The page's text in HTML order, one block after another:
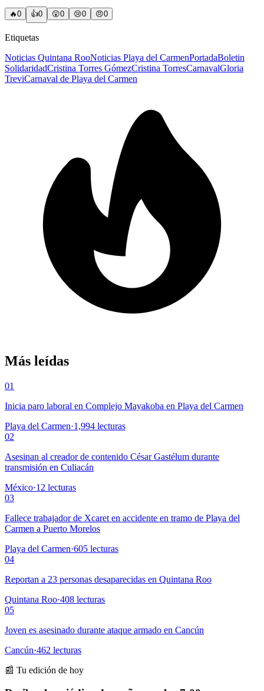
🔥0 👍0 😲0 😢0 😠0
Etiquetas
Noticias Quintana RooNoticias Playa del CarmenPortadaBoletin
SolidaridadCristina Torres GómezCristina TorresCarnavalGloria
TreviCarnaval de Playa del Carmen
Más leídas
01
Inicia paro laboral en Complejo Mayakoba en Playa del Carmen
Playa del Carmen·1,994 lecturas
02
Asesinan al creador de contenido César Gastélum durante
transmisión en Culiacán
México·12 lecturas
03
Fallece trabajador de Xcaret en accidente en tramo de Playa del
Carmen a Puerto Morelos
Playa del Carmen·605 lecturas
04
Reportan a 23 personas desaparecidas en Quintana Roo
Quintana Roo·408 lecturas
05
Joven es asesinado durante ataque armado en Cancún
Cancún·462 lecturas
📰 Tu edición de hoy